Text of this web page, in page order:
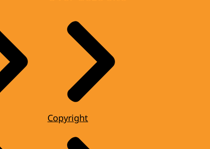
Copyright